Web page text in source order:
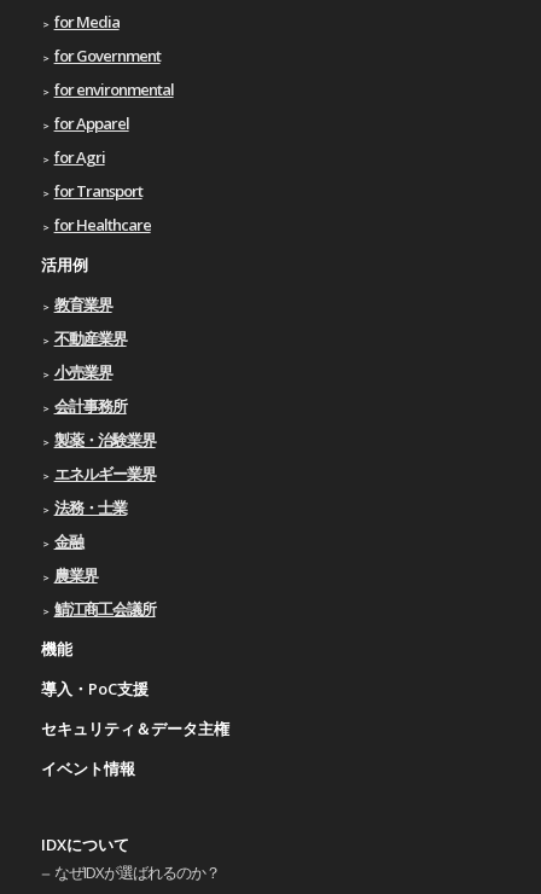
for Media
for Government
for environmental
for Apparel
for Agri
for Transport
for Healthcare
活用例
教育業界
不動産業界
小売業界
会計事務所
製薬・治験業界
エネルギー業界
法務・士業
金融
農業界
鯖江商工会議所
機能
導入・PoC支援
セキュリティ＆データ主権
イベント情報
IDXについて
なぜIDXが選ばれるのか？